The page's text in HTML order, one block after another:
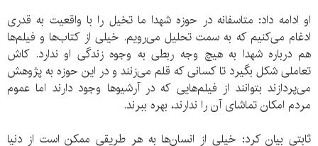
او ادامه داد: متاسفانه در حوزه شهدا ما تخیل را با واقعیت به قدری
ادغام می‌کنیم که به سمت تحلیل می‌رویم. خیلی از کتاب‌ها و فیلم‌ها
هم درباره شهدا به هیچ وجه ربطی به وجوه زندگی او ندارد. کاش
تعاملی شکل بگیرد تا کسانی که قلم می‌زنند و در این حوزه به پژوهش
می‌پردازند بتوانند از فیلم‌هایی که در آرشیوها وجود دارند اما عموم
مردم امکان تماشای آن را ندارند، بهره ببرند.
ثابتی بیان کرد: خیلی از انسان‌ها به هر طریقی ممکن است از دنیا